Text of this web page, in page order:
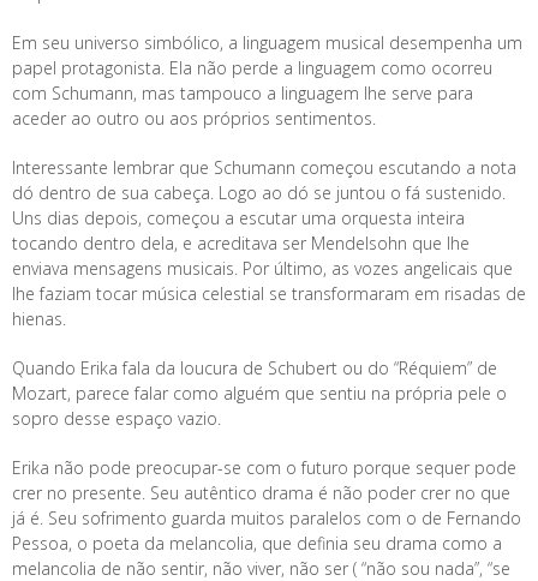
Em seu universo simbólico, a linguagem musical desempenha um
papel protagonista. Ela não perde a linguagem como ocorreu
com Schumann, mas tampouco a linguagem lhe serve para
aceder ao outro ou aos próprios sentimentos.
Interessante lembrar que Schumann começou escutando a nota
dó dentro de sua cabeça. Logo ao dó se juntou o fá sustenido.
Uns dias depois, começou a escutar uma orquesta inteira
tocando dentro dela, e acreditava ser Mendelsohn que lhe
enviava mensagens musicais. Por último, as vozes angelicais que
lhe faziam tocar música celestial se transformaram em risadas de
hienas.
Quando Erika fala da loucura de Schubert ou do “Réquiem” de
Mozart, parece falar como alguém que sentiu na própria pele o
sopro desse espaço vazio.
Erika não pode preocupar-se com o futuro porque sequer pode
crer no presente. Seu autêntico drama é não poder crer no que
já é. Seu sofrimento guarda muitos paralelos com o de Fernando
Pessoa, o poeta da melancolia, que definia seu drama como a
melancolia de não sentir, não viver, não ser ( “não sou nada”, “se